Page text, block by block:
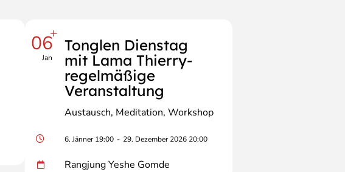
06+
Jan
Tonglen Dienstag
mit Lama Thierry-
regelmäßige
Veranstaltung
Austausch Meditation Workshop
6. Jänner 19:00 - 29. Dezember 2026 20:00
Rangjung Yeshe Gomde